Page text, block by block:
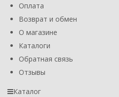
Оплата
Возврат и обмен
О магазине
Каталоги
Обратная связь
Отзывы
Каталог